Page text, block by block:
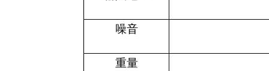
噪音
重量